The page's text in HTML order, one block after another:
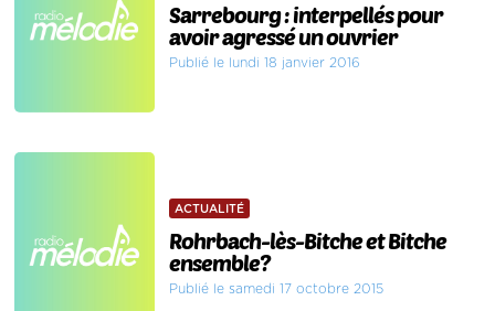
Sarrebourg : interpellés pour
avoir agressé un ouvrier
Publié le lundi 18 janvier 2016
ACTUALITÉ
Rohrbach-lès-Bitche et Bitche
ensemble?
Publié le samedi 17 octobre 2015